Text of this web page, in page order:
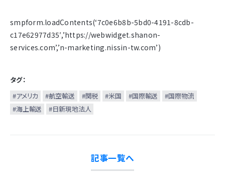
smpform.loadContents(‘7c0e6b8b-5bd0-4191-8cdb-
c17e62977d35′,’https://webwidget.shanon-
services.com’,’n-marketing.nissin-tw.com’)
タグ：
#アメリカ
#航空輸送 #関税 #米国 #国際輸送
#国際物流
#海上輸送
#日新現地法人
記事一覧へ